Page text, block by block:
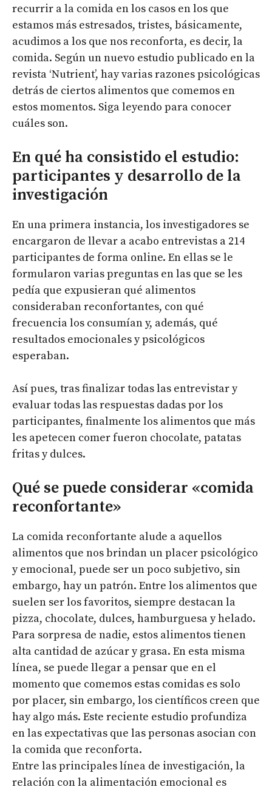
recurrir a la comida en los casos en los que
estamos más estresados, tristes, básicamente,
acudimos a los que nos reconforta, es decir, la
comida. Según un nuevo estudio publicado en la
revista ‘Nutrient’, hay varias razones psicológicas
detrás de ciertos alimentos que comemos en
estos momentos. Siga leyendo para conocer
cuáles son.
En qué ha consistido el estudio:
participantes y desarrollo de la
investigación
En una primera instancia, los investigadores se
encargaron de llevar a acabo entrevistas a 214
participantes de forma online. En ellas se le
formularon varias preguntas en las que se les
pedía que expusieran qué alimentos
consideraban reconfortantes, con qué
frecuencia los consumían y, además, qué
resultados emocionales y psicológicos
esperaban.
Así pues, tras finalizar todas las entrevistar y
evaluar todas las respuestas dadas por los
participantes, finalmente los alimentos que más
les apetecen comer fueron chocolate, patatas
fritas y dulces.
Qué se puede considerar «comida
reconfortante»
La comida reconfortante alude a aquellos
alimentos que nos brindan un placer psicológico
y emocional, puede ser un poco subjetivo, sin
embargo, hay un patrón. Entre los alimentos que
suelen ser los favoritos, siempre destacan la
pizza, chocolate, dulces, hamburguesa y helado.
Para sorpresa de nadie, estos alimentos tienen
alta cantidad de azúcar y grasa. En esta misma
línea, se puede llegar a pensar que en el
momento que comemos estas comidas es solo
por placer, sin embargo, los científicos creen que
hay algo más. Este reciente estudio profundiza
en las expectativas que las personas asocian con
la comida que reconforta.
Entre las principales línea de investigación, la
relación con la alimentación emocional es